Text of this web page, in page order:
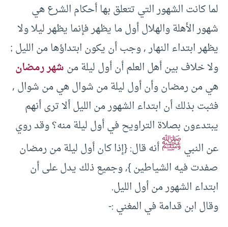
لما كانت الشهور التي تتعلق بها أحكام الشرع هي
شهور الأهلة والهلال أول ما يظهر فإنما يظهر ليلا ولا
يظهر ابتداء النهار , وجب أن يكون ابتداؤها من الليل ;
ولا خلاف بين أهل العلم أن أول ليلة منشهر رمضان
هي من رمضان وأن أول ليلة من شوال هي من شوال ,
فثبت بذلك أن ابتداء الشهور من الليل ألا ترى أنهم
يبتدءون بصلاة التراويح في أول ليلة منه؟ وقد روي
عن النبيﷺأنه قال: {إذا كان أول ليلة من رمضان
صفدت فيه الشياطين }, وجميع ذلك يدل على أن
ابتداء الشهور من أول الليل.
وقال ابن قدامة في المغني :-